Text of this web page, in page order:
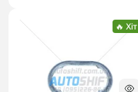
🔥 Хіт